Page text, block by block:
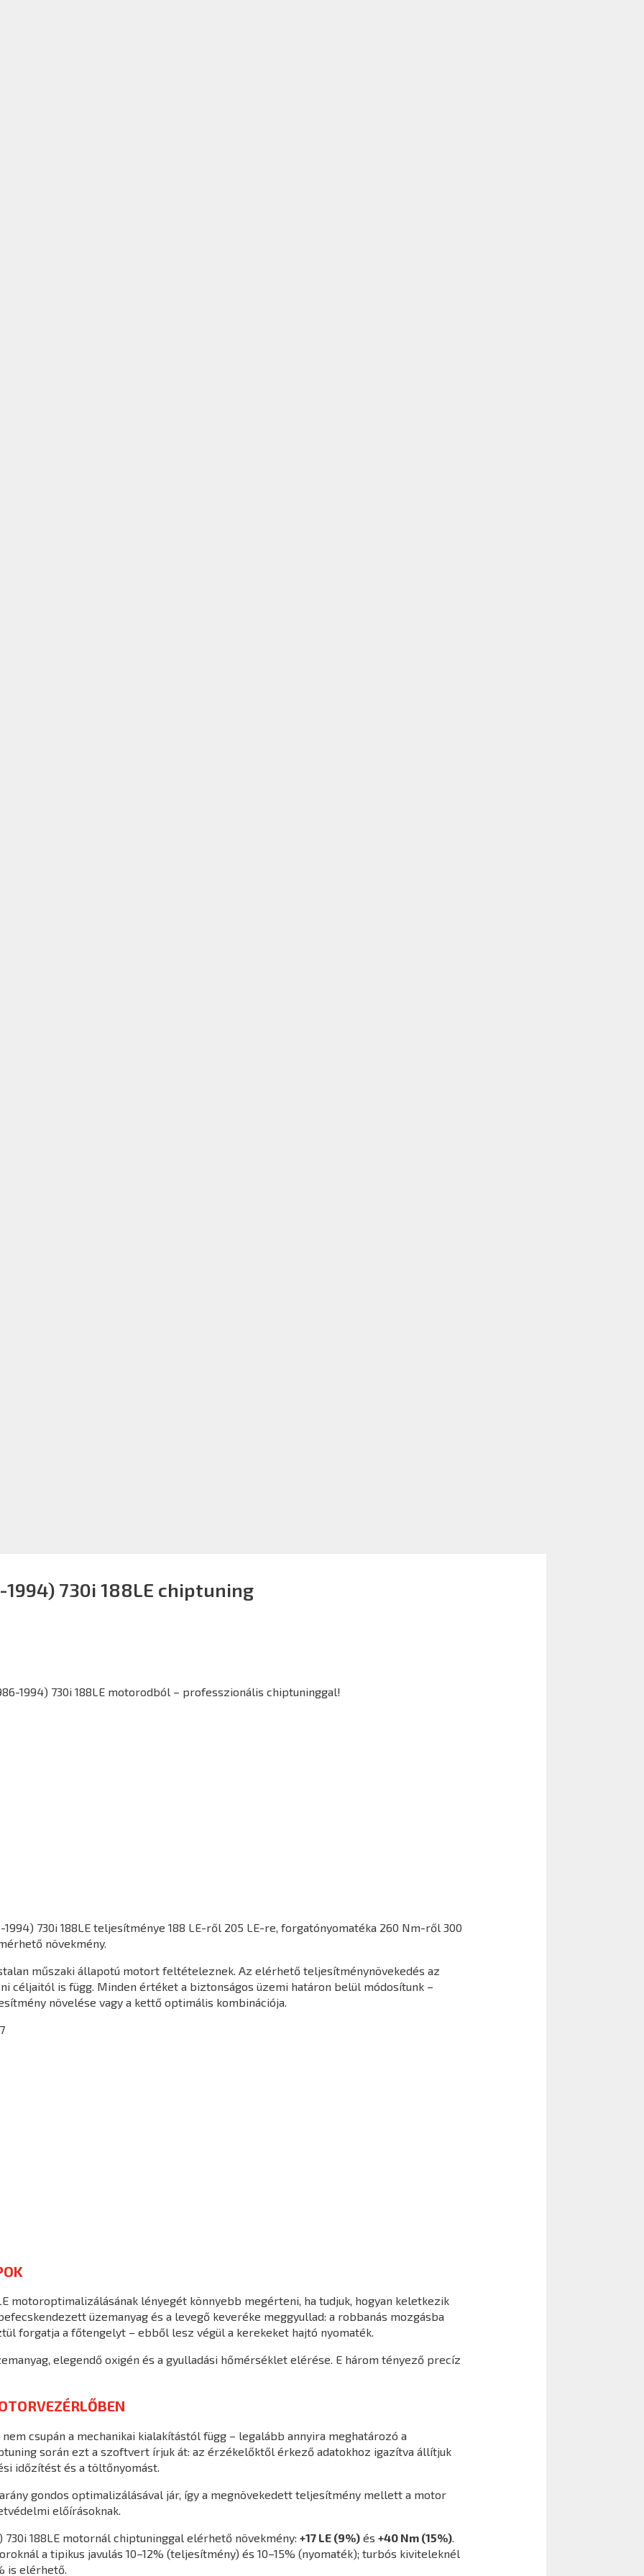
1994) 730i 188LE chiptuning
1994) 730i 188LE motorodból – professzionális chiptuninggal!
730i 188LE teljesítménye 188 LE-ről 205 LE-re, forgatónyomatéka 260 Nm-ről 300
növekmény.
műszaki állapotú motort feltételeznek. Az elérhető teljesítménynövekedés az
céljaitól is függ. Minden értéket a biztonságos üzemi határon belül módosítunk –
növelése vagy a kettő optimális kombinációja.
motoroptimalizálásának lényegét könnyebb megérteni, ha tudjuk, hogyan keletkezik
üzemanyag és a levegő keveréke meggyullad: a robbanás mozgásba
forgatja a főtengelyt – ebből lesz végül a kerekeket hajtó nyomaték.
elegendő oxigén és a gyulladási hőmérséklet elérése. E három tényező precíz
csupán a mechanikai kialakítástól függ – legalább annyira meghatározó a
során ezt a szoftvert írjuk át: az érzékelőktől érkező adatokhoz igazítva állítjuk
időzítést és a töltőnyomást.
gondos optimalizálásával jár, így a megnövekedett teljesítmény mellett a motor
előírásoknak.
730i 188LE motornál chiptuninggal elérhető növekmény: +17 LE (9%) és +40 Nm (15%)
a tipikus javulás 10–12% (teljesítmény) és 10–15% (nyomaték); turbós kiviteleknél
is elérhető.